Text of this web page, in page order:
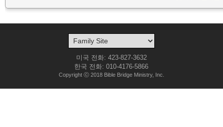
미국 전화: 423-827-3632
한국 전화: 010-4176-5866
Copyright ⓒ 2018 Bible Bridge Ministry, Inc.